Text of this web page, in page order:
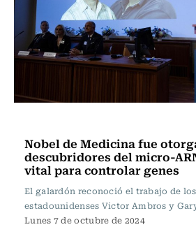
Nobel de Medicina fue
descubridores del micro-
vital para controlar genes
El galardón reconoció el trabajo de
estadounidenses Victor Ambros y
Lunes 7 de octubre de 2024